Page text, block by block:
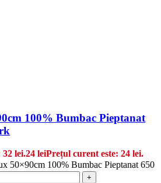
100% Bumbac Pieptanat
lei.24 leiPrețul curent este: 24 lei.
50×90cm 100% Bumbac Pieptanat 650
+